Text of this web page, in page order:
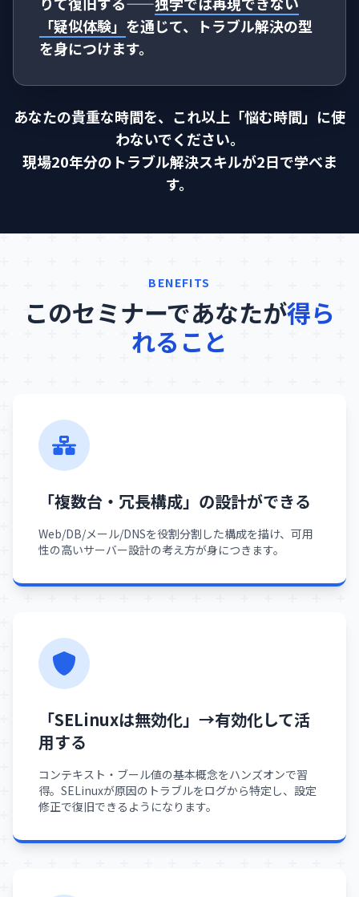
「疑似体験」 を通じて、トラブル解決の型
を身につけます。
あなたの貴重な時間を、これ以上「悩む時間」に使
わないでください。
現場20年分のトラブル解決スキルが2日で学べま
す。
BENEFITS
このセミナーであなたが得ら
れること
「複数台・冗長構成」の設計ができる
Web/DB/メール/DNSを役割分割した構成を描け、可用
性の高いサーバー設計の考え方が身につきます。
「SELinuxは無効化」→有効化して活
用する
コンテキスト・ブール値の基本概念をハンズオンで習
得。SELinuxが原因のトラブルをログから特定し、設定
修正で復旧できるようになります。